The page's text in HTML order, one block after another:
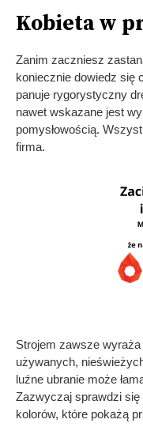
Kobieta w
Zanim zaczniesz
koniecznie dowiedz się
panuje rygorystyczny
nawet wskazane jest
pomysłowością.
firma.
Strojem zawsze
używanych,
luźne ubranie może
Zazwyczaj sprawdzi się
kolorów, które pokażą